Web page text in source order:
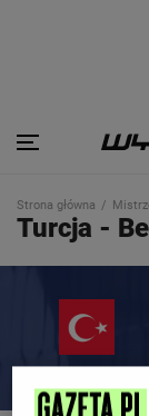
Strona główna
Turcja -